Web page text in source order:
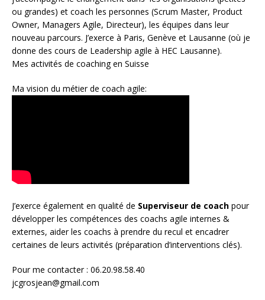
ou grandes) et coach les personnes (Scrum Master, Product
Owner, Managers Agile, Directeur), les équipes dans leur
nouveau parcours. J’exerce à Paris, Genève et Lausanne (où je
donne des cours de Leadership agile à HEC Lausanne).
Mes activités de coaching en Suisse
Ma vision du métier de coach agile:
J’exerce également en qualité de Superviseur de coach pour
développer les compétences des coachs agile internes &
externes, aider les coachs à prendre du recul et encadrer
certaines de leurs activités (préparation d’interventions clés).
Pour me contacter : 06.20.98.58.40
jcgrosjean@gmail.com